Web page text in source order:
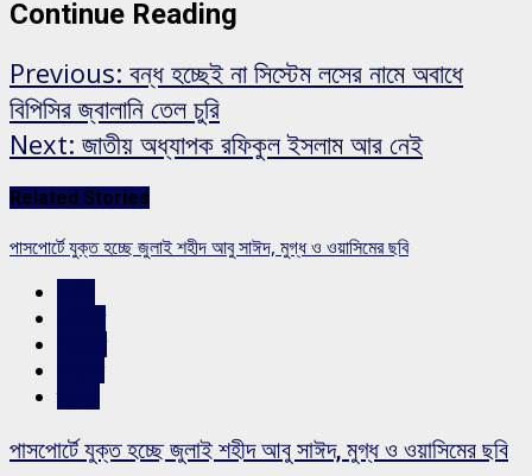
Continue Reading
Previous: বন্ধ হচ্ছেই না সিস্টেম লসের নামে অবাধে
বিপিসির জ্বালানি তেল চুরি
Next: জাতীয় অধ্যাপক রফিকুল ইসলাম আর নেই
Related Stories
পাসপোর্টে যুক্ত হচ্ছে জুলাই শহীদ আবু সাঈদ, মুগ্ধ ও ওয়াসিমের ছবি
পাসপোর্টে যুক্ত হচ্ছে জুলাই শহীদ আবু সাঈদ, মুগ্ধ ও ওয়াসিমের ছবি